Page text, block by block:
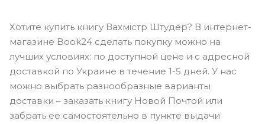
Хотите купить книгу Вахмістр Штудер? В интернет-
магазине Book24 сделать покупку можно на
лучших условиях: по доступной цене и с адресной
доставкой по Украине в течение 1-5 дней. У нас
можно выбрать разнообразные варианты
доставки – заказать книгу Новой Почтой или
забрать ее самостоятельно в пункте выдачи